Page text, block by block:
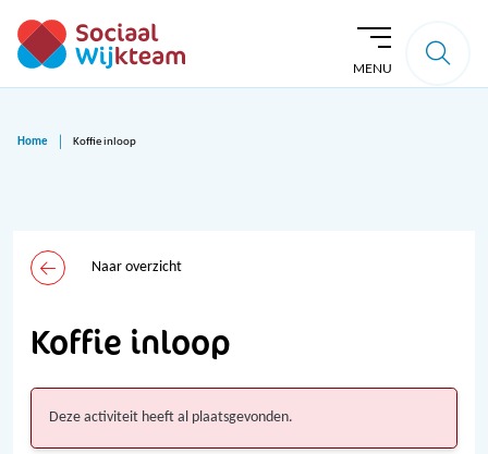
MENU
Home Koffie inloop
Naar overzicht
Koffie inloop
Deze activiteit heeft al plaatsgevonden.